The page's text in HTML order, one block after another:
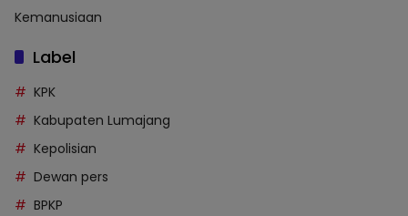
Kemanusiaan
Label
KPK
Kabupaten Lumajang
Kepolisian
Dewan pers
BPKP